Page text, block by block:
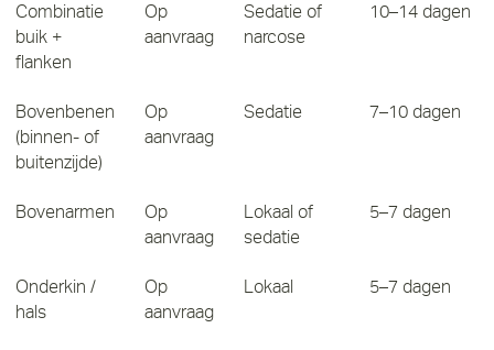
Combinatie
buik +
flanken
Op
aanvraag
Sedatie of
narcose
10–14 dagen
Bovenbenen
(binnen- of
buitenzijde)
Op
aanvraag
Sedatie 7–10 dagen
Bovenarmen
Op
aanvraag
Lokaal of
sedatie
5–7 dagen
Onderkin /
hals
Op
aanvraag
Lokaal 5–7 dagen